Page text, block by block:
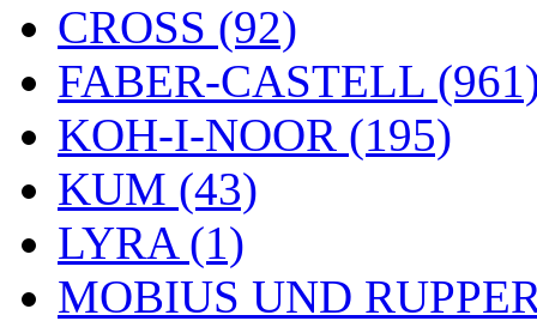
CROSS (92)
FABER-CASTELL
KOH-I-NOOR (195)
KUM (43)
LYRA (1)
MOBIUS UND